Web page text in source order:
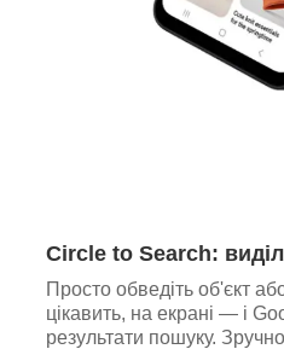
Circle to Search:
Просто обведіть об'єкт
цікавить, на екрані — і
результати пошуку.